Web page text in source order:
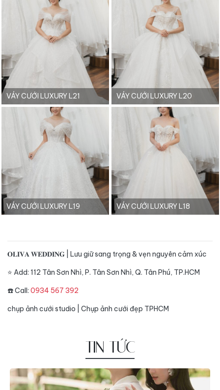
VÁY CƯỚI LUXURY L21 VÁY CƯỚI LUXURY L20
VÁY CƯỚI LUXURY L19 VÁY CƯỚI LUXURY L18
𝐎𝐋𝐈𝐕𝐀 𝐖𝐄𝐃𝐃𝐈𝐍𝐆 | Lưu giữ sang trọng & vẹn nguyên cảm xúc
⭐️ Add: 112 Tân Sơn Nhì, P. Tân Sơn Nhì, Q. Tân Phú, TP.HCM
☎️ Call: 0934 567 392
chụp ảnh cưới studio Chụp ảnh cưới đẹp TPHCM
TIN TỨC